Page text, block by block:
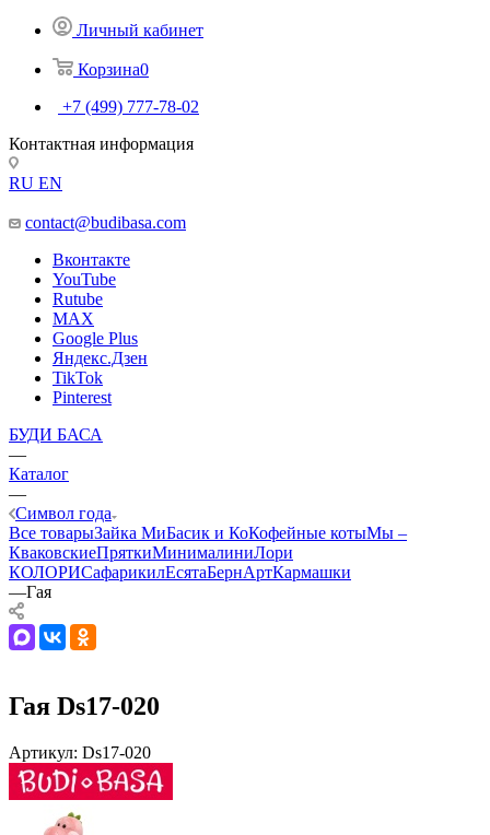
Личный кабинет
Корзина0
+7 (499) 777-78-02
Контактная информация
RU EN
contact@budibasa.com
Вконтакте
YouTube
Rutube
MAX
Google Plus
Яндекс.Дзен
TikTok
Pinterest
БУДИ БАСА
—
Каталог
—
Символ года
Все товарыЗайка МиБасик и КоКофейные котыМы –
КваковскиеПряткиМинималиниЛори
КОЛОРИСафарикилЕсятаБернАртКармашки
—Гая
Гая Ds17-020
Артикул: Ds17-020